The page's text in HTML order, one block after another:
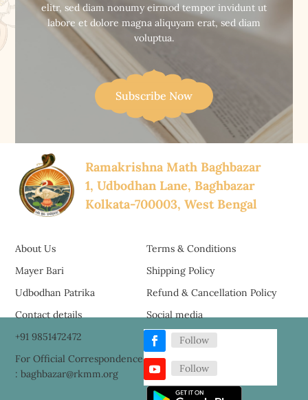
elitr, sed diam nonumy eirmod tempor invidunt ut
labore et dolore magna aliquyam erat, sed diam
voluptua.
Subscribe Now
Ramakrishna Math Baghbazar
1, Udbodhan Lane, Baghbazar
Kolkata-700003, West Bengal
About Us
Mayer Bari
Udbodhan Patrika
Terms & Conditions
Shipping Policy
Refund & Cancellation Policy
Contact details
+91 9851472472
For Official Correspondence
: baghbazar@rkmm.org
Social media
Follow
Follow